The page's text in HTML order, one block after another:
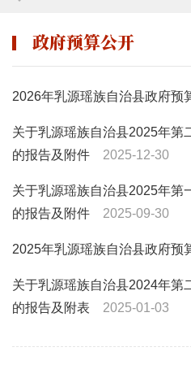
政府预算公开
2026年乳源瑶族自治县政府预
关于乳源瑶族自治县2025年第
的报告及附件
2025-12-30
关于乳源瑶族自治县2025年第
的报告及附件
2025-09-30
2025年乳源瑶族自治县政府预
关于乳源瑶族自治县2024年第
的报告及附表
2025-01-03